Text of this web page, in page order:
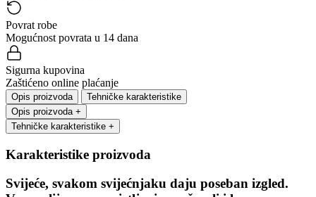
Povrat robe
Mogućnost povrata u 14 dana
Sigurna kupovina
Zaštićeno online plaćanje
Opis proizvoda
Tehničke karakteristike
Opis proizvoda +
Tehničke karakteristike +
Karakteristike proizvoda
Svijeće, svakom svijećnjaku daju poseban izgled.